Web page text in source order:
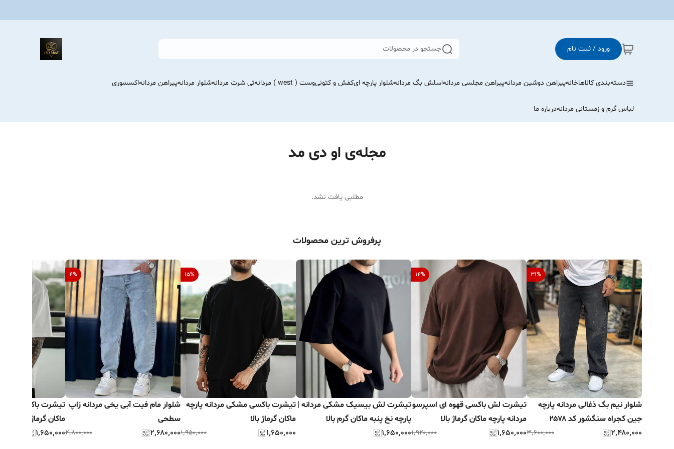
ورود / ثبت نام جستجو در محصولات
دسته‌بندی کالاهاخانهپیراهن دوشین مردانهپیراهن مجلسی مردانهاسلش بگ مردانهشلوار پارچه ایکفش و کتونیوست ( west ) مردانه تی شرت مردانهشلوار مردانهپیراهن مردانهاکسسوری
لباس گرم و زمستانی مردانهدرباره ما
مجله‌ی او دی مد
مطلبی یافت نشد.
پرفروش ترین محصولات
31%
شلوار نیم بگ ذغالی مردانه پارچه
جین کجراه سنگشور کد ۲۵۷۸
۲٬۴۸۰٬۰۰۰
۳٬۶۰۰٬۰۰۰
14%
تیشرت لش باکسی قهوه ای اسپرسو
مردانه پارچه ماکان گرماژ بالا
۱٬۶۵۰٬۰۰۰
۱٬۹۲۰٬۰۰۰
تیشرت لش بیسیک مشکی مردانه |
پارچه نخ پنبه ماکان گرم بالا
۱٬۶۵۰٬۰۰۰
15%
تیشرت باکسی مشکی مردانه پارچه
ماکان گرماژ بالا
۱٬۶۵۰٬۰۰۰
۱٬۹۵۰٬۰۰۰
4%
شلوار مام فیت آبی یخی مردانه زاپ
سطحی
۲٬۶۸۰٬۰۰۰
۲٬۸۰۰٬۰۰۰
تیشرت باکسی سفید
ماکان گرماژ بالا
۱٬۶۵۰٬۰۰۰